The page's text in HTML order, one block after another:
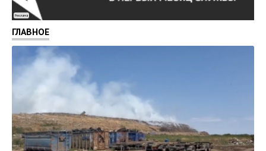
Реклама
ГЛАВНОЕ